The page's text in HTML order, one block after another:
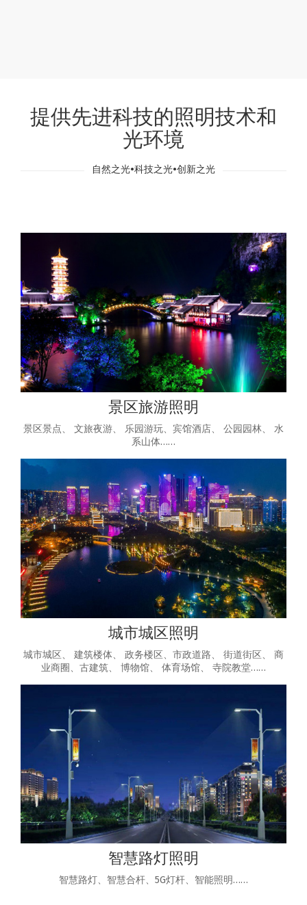
提供先进科技的照明技术和
光环境
自然之光•科技之光•创新之光
景区旅游照明
景区景点、 文旅夜游、 乐园游玩、宾馆酒店、 公园园林、 水
系山体……
城市城区照明
城市城区、 建筑楼体、 政务楼区、市政道路、 街道街区、 商
业商圈、古建筑、 博物馆、 体育场馆、 寺院教堂……
智慧路灯照明
智慧路灯、智慧合杆、5G灯杆、智能照明……